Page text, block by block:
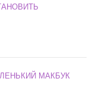
МАКБУК